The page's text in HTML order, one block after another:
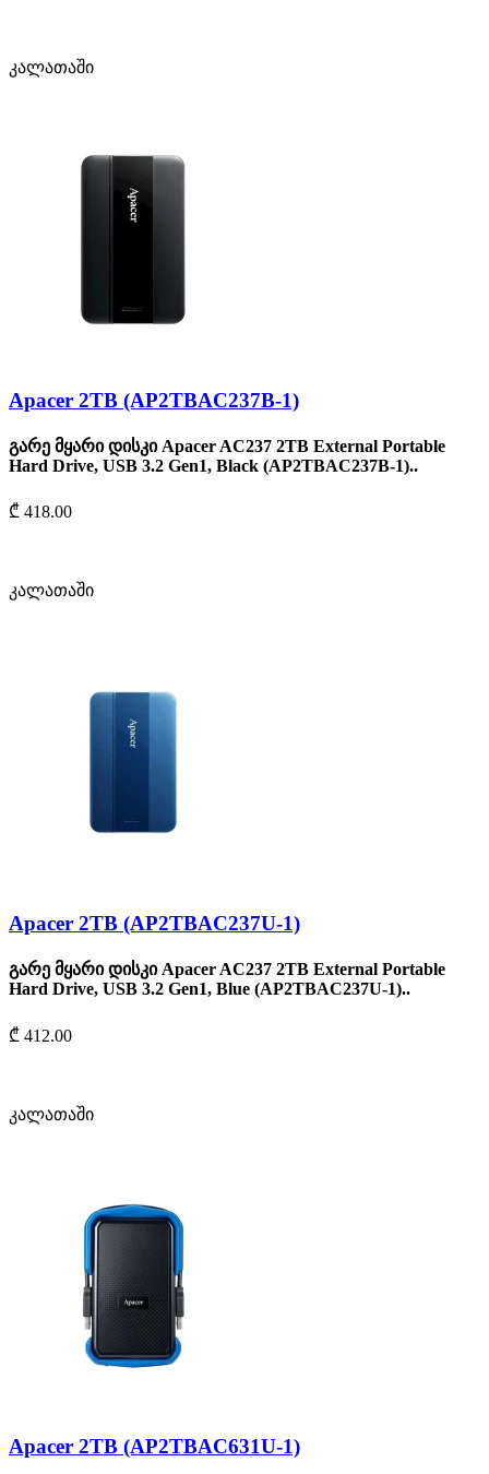
კალათაში
Apacer 2TB (AP2TBAC237B-1)
გარე მყარი დისკი Apacer AC237 2TB External Portable
Hard Drive, USB 3.2 Gen1, Black (AP2TBAC237B-1)..
₾ 418.00
კალათაში
Apacer 2TB (AP2TBAC237U-1)
გარე მყარი დისკი Apacer AC237 2TB External Portable
Hard Drive, USB 3.2 Gen1, Blue (AP2TBAC237U-1)..
₾ 412.00
კალათაში
Apacer 2TB (AP2TBAC631U-1)